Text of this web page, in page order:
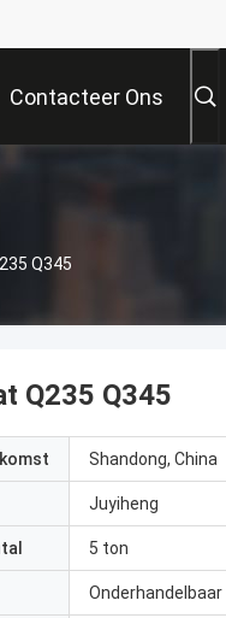
Contacteer Ons
Q345
Q235 Q345
Shandong, China
Juyiheng
5 ton
Onderhandelbaar